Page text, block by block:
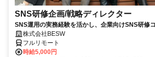
SNS研修企画/戦略ディレクター
SNS運用の実務経験を活かし、企業向けSNS研修
画・カリキュラム設計・監修を担う上流ポジション
株式会社BESW
フルリモート
時給5,000円